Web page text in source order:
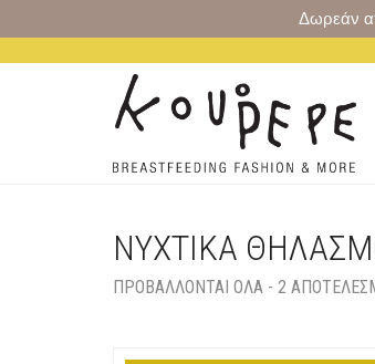
Δωρεάν
ΝΥΧΤΙΚΑ
ΠΡΟΒΆΛΛΟΝΤΑΙ ΌΛΑ - 2